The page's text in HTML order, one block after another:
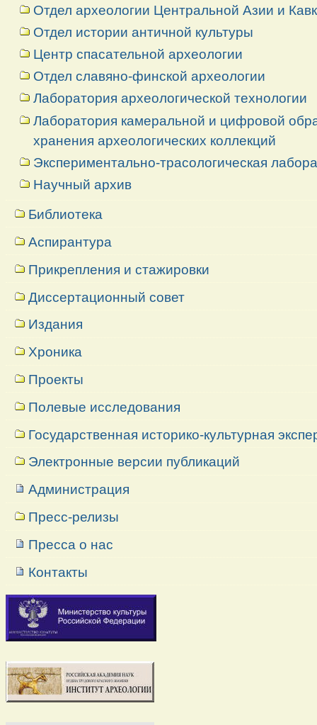
Отдел археологии Центральной Азии и
Отдел истории античной культуры
Центр спасательной археологии
Отдел славяно-финской археологии
Лаборатория археологической технологии
Лаборатория камеральной и цифровой
хранения археологических коллекций
Экспериментально-трасологическая
Научный архив
Библиотека
Аспирантура
Прикрепления и стажировки
Диссертационный совет
Издания
Хроника
Проекты
Полевые исследования
Государственная историко-культурная
Электронные версии публикаций
Администрация
Пресс-релизы
Пресса о нас
Контакты